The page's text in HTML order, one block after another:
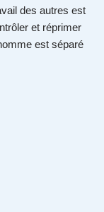
des autres est
et réprimer
est séparé